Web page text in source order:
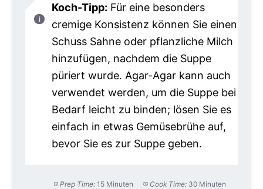
Koch-Tipp: Für eine besonders
cremige Konsistenz können Sie einen
Schuss Sahne oder pflanzliche Milch
hinzufügen, nachdem die Suppe
püriert wurde. Agar-Agar kann auch
verwendet werden, um die Suppe bei
Bedarf leicht zu binden; lösen Sie es
einfach in etwas Gemüsebrühe auf,
bevor Sie es zur Suppe geben.
Prep Time: 15 Minuten Cook Time: 30 Minuten